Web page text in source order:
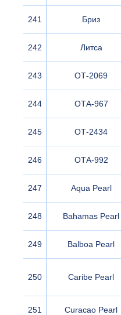
241 Бриз
242 Литса
243 ОТ-2069
244 ОТА-967
245 ОТ-2434
246 ОТА-992
247 Aqua Pearl
248 Bahamas Pearl
249 Balboa Pearl
250 Caribe Pearl
251 Curacao Pearl